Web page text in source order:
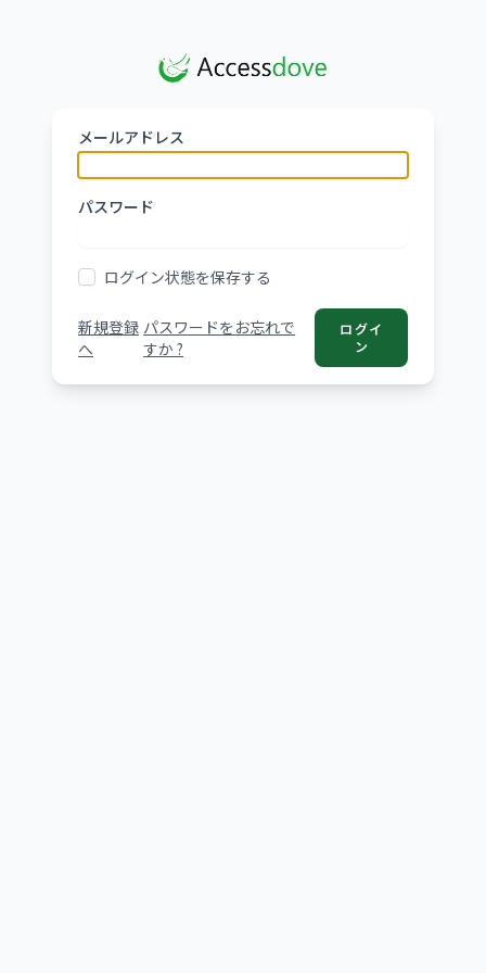
メインコンテンツへスキップ
メールアドレス
パスワード
ログイン状態を保存する
新規登録
へ
パスワードをお忘れで
すか ?
ログイ
ン